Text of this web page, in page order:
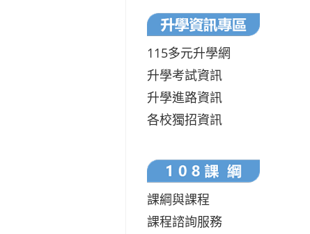
115多元升學網
升學考試資訊
升學進路資訊
各校獨招資訊
課綱與課程
課程諮詢服務